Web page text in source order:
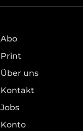
Abo
Print
Über uns
Kontakt
Jobs
Konto